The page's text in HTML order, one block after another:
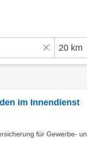
im Innendienst
für Gewerbe-